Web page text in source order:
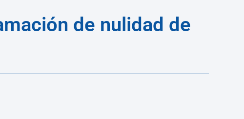
de nulidad de